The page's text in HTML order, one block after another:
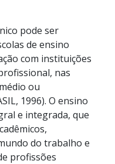
pode ser
de ensino
com instituições
nas
ou
1996). O ensino
e integrada, que
do trabalho e
profissões